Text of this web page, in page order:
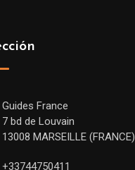
Guides France
7 bd de Louvain
13008 MARSEILLE (FRANCE)
+33744750411